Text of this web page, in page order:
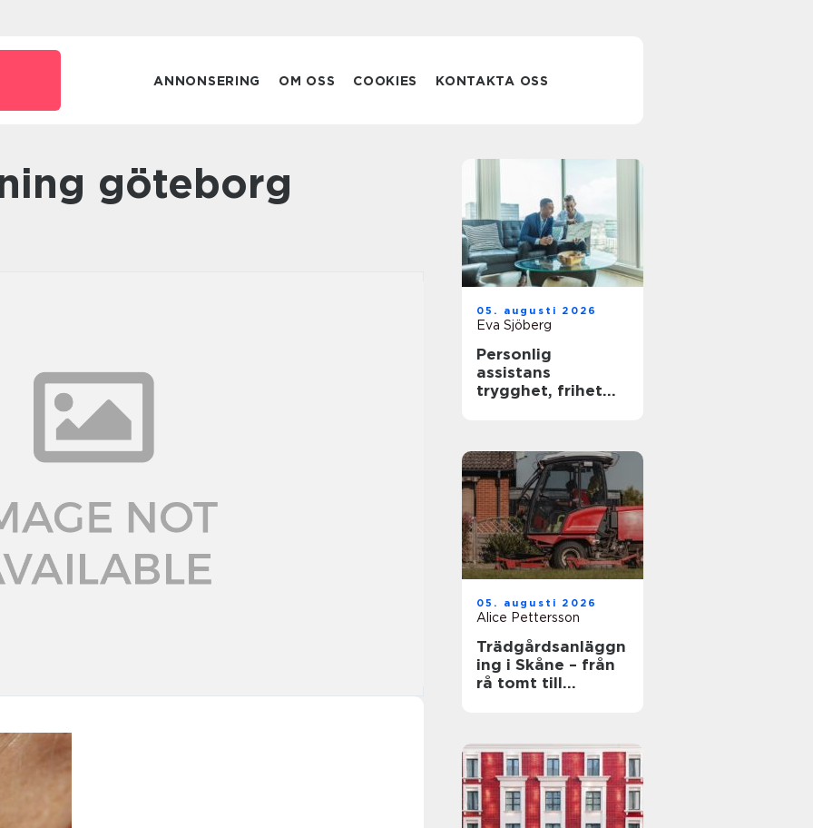
ANNONSERING OM OSS COOKIES KONTAKTA OSS
göteborg
05. augusti 2026
Eva Sjöberg
Personlig
assistans
trygghet, frihet
05. augusti 2026
Alice Pettersson
Trädgårdsanläggn
ing i Skåne – från
rå tomt till